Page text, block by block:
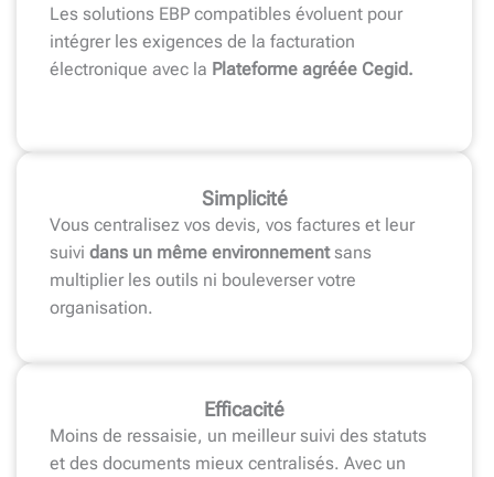
Les solutions EBP compatibles évoluent pour
intégrer les exigences de la facturation
électronique avec la Plateforme agréée Cegid.
Simplicité
Vous centralisez vos devis, vos factures et leur
suivi dans un même environnementsans
multiplier les outils ni bouleverser votre
organisation.
Efficacité
Moins de ressaisie, un meilleur suivi des statuts
et des documents mieux centralisés. Avec un